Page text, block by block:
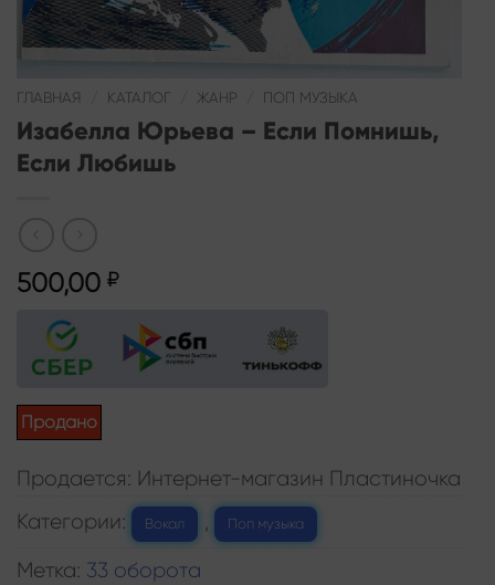
ГЛАВНАЯ КАТАЛОГ ЖАНР ПОП МУЗЫКА
Изабелла Юрьева – Если Помнишь,
Если Любишь
500,00 ₽
Продано
Продается: Интернет-магазин Пластиночка
Категории:
Вокал , Поп музыка
Метка: 33 оборота